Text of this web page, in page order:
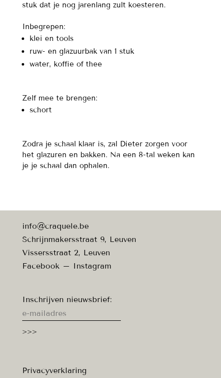
stuk dat je nog jarenlang zult koesteren.
Inbegrepen:
klei en tools
ruw- en glazuurbak van 1 stuk
water, koffie of thee
Zelf mee te brengen:
schort
Zodra je schaal klaar is, zal Dieter zorgen voor
het glazuren en bakken. Na een 8-tal weken kan
je je schaal dan ophalen.
info@craquele.be
Schrijnmakersstraat 9, Leuven
Vissersstraat 2, Leuven
Facebook– Instagram
Inschrijven nieuwsbrief:
Privacyverklaring